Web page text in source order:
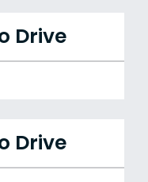
Drive
Drive